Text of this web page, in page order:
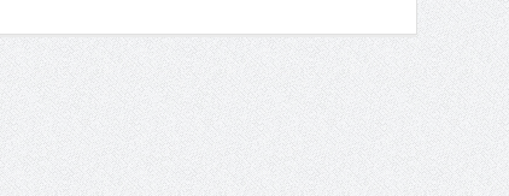
وزير حقوق الإنسان اليمني
انعقاد ملتقى (الوطن